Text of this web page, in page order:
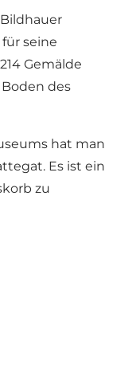
seine
Gemälde
des
hat man
Es ist ein
zu